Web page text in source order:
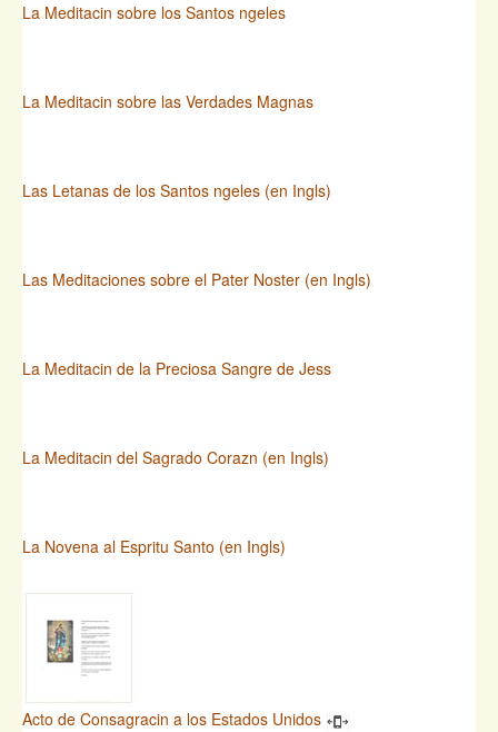
La Meditacin sobre los Santos ngeles
La Meditacin sobre las Verdades Magnas
Las Letanas de los Santos ngeles (en Ingls)
Las Meditaciones sobre el Pater Noster (en Ingls)
La Meditacin de la Preciosa Sangre de Jess
La Meditacin del Sagrado Corazn (en Ingls)
La Novena al Espritu Santo (en Ingls)
Acto de Consagracin a los Estados Unidos